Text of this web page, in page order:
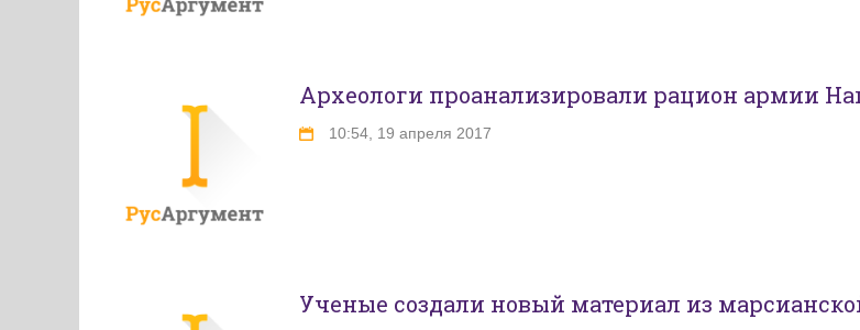
Археологи проанализировали рацион армии
10:54, 19 апреля 2017
Ученые создали новый материал из